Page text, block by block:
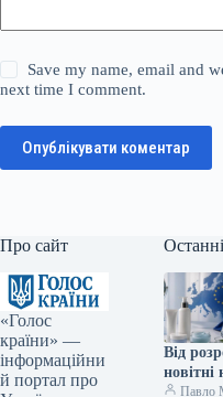
Save my name, email and
next time I comment.
Опублікувати коментар
Про сайт
«Голос
країни» —
інформаційни
й портал про
Від
новітні
Павло